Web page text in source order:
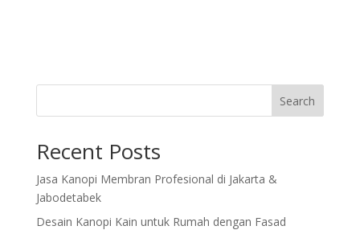
Search
Recent Posts
Jasa Kanopi Membran Profesional di Jakarta &
Jabodetabek
Desain Kanopi Kain untuk Rumah dengan Fasad